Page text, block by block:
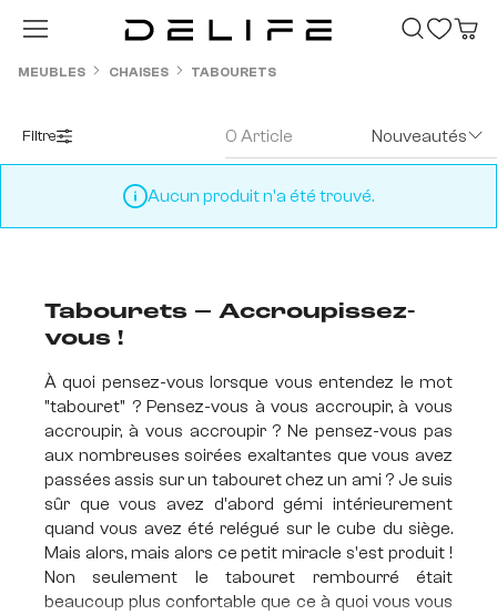
Passer au contenu principal
MEUBLES CHAISES TABOURETS
Filtre 0 Article Nouveautés
Aucun produit n'a été trouvé.
Tabourets – Accroupissez-
vous !
À quoi pensez-vous lorsque vous entendez le mot
"tabouret" ? Pensez-vous à vous accroupir, à vous
accroupir, à vous accroupir ? Ne pensez-vous pas
aux nombreuses soirées exaltantes que vous avez
passées assis sur un tabouret chez un ami ? Je suis
sûr que vous avez d'abord gémi intérieurement
quand vous avez été relégué sur le cube du siège.
Mais alors, mais alors ce petit miracle s'est produit !
Non seulement le tabouret rembourré était
beaucoup plus confortable que ce à quoi vous vous